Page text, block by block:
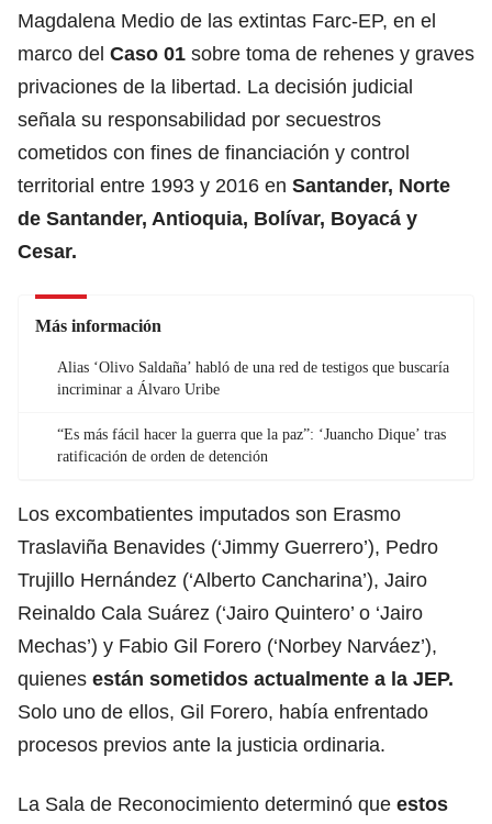
Magdalena Medio de las extintas Farc-EP, en el
marco del Caso 01 sobre toma de rehenes y graves
privaciones de la libertad. La decisión judicial
señala su responsabilidad por secuestros
cometidos con fines de financiación y control
territorial entre 1993 y 2016 en Santander, Norte
de Santander, Antioquia, Bolívar, Boyacá y
Cesar.
Más información
Alias ‘Olivo Saldaña’ habló de una red de testigos que buscaría
incriminar a Álvaro Uribe
“Es más fácil hacer la guerra que la paz”: ‘Juancho Dique’ tras
ratificación de orden de detención
Los excombatientes imputados son Erasmo
Traslaviña Benavides (‘Jimmy Guerrero’), Pedro
Trujillo Hernández (‘Alberto Cancharina’), Jairo
Reinaldo Cala Suárez (‘Jairo Quintero’ o ‘Jairo
Mechas’) y Fabio Gil Forero (‘Norbey Narváez’),
quienes están sometidos actualmente a la JEP.
Solo uno de ellos, Gil Forero, había enfrentado
procesos previos ante la justicia ordinaria.
La Sala de Reconocimiento determinó que estos